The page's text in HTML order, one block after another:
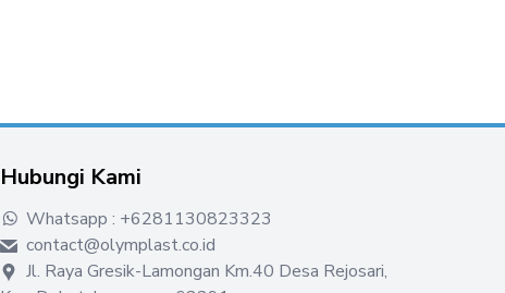
Hubungi Kami
Whatsapp : +6281130823323
contact@olymplast.co.id
Jl. Raya Gresik-Lamongan Km.40 Desa Rejosari,